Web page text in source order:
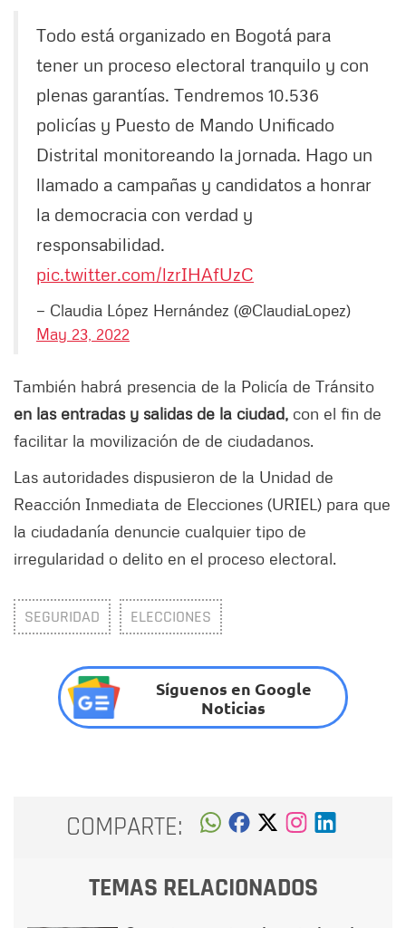
Todo está organizado en Bogotá para
tener un proceso electoral tranquilo y con
plenas garantías. Tendremos 10.536
policías y Puesto de Mando Unificado
Distrital monitoreando la jornada. Hago un
llamado a campañas y candidatos a honrar
la democracia con verdad y
responsabilidad.
pic.twitter.com/lzrIHAfUzC
— Claudia López Hernández (@ClaudiaLopez)
May 23, 2022
También habrá presencia de la Policía de Tránsito
en las entradas y salidas de la ciudad, con el fin de
facilitar la movilización de de ciudadanos.
Las autoridades dispusieron de la Unidad de
Reacción Inmediata de Elecciones (URIEL) para que
la ciudadanía denuncie cualquier tipo de
irregularidad o delito en el proceso electoral.
SEGURIDAD ELECCIONES
Síguenos en Google
Noticias
COMPARTE:
TEMAS RELACIONADOS